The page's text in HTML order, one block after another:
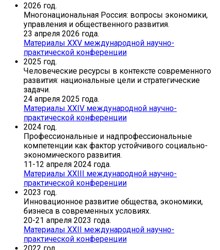
2026 год.
Многонациональная Россия: вопросы экономики,
управления и общественного развития.
23 апреля 2026 года.
Материалы XХV международной научно-
практической конференции
2025 год.
Человеческие ресурсы в контексте современного
развития: национальные цели и стратегические
задачи.
24 апреля 2025 года.
Материалы XХIV международной научно-
практической конференции
2024 год.
Профессиональные и надпрофессиональные
компетенции как фактор устойчивого социально-
экономического развития.
11-12 апреля 2024 года.
Материалы XХIII международной научно-
практической конференции
2023 год.
Инновационное развитие общества, экономики,
бизнеса в современных условиях.
20-21 апреля 2023 года.
Материалы XХII международной научно-
практической конференции